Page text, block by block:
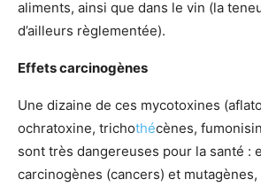
aliments, ainsi que dans le vin (la
d’ailleurs règlementée).
Effets carcinogènes
Une dizaine de ces mycotoxines
ochratoxine, trichothécènes,
sont très dangereuses pour la santé :
carcinogènes (cancers) et